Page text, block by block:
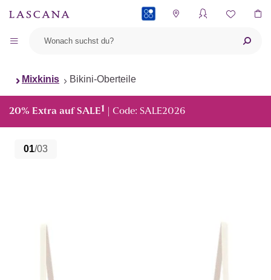
Mixkinis Bikini-Oberteile
20% Extra auf SALE1 | Code: SALE2026
01/03